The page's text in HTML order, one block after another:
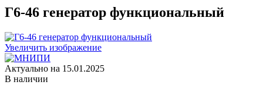
Г6-46 генератор функциональный
Увеличить изображение
Актуально на 15.01.2025
В наличии